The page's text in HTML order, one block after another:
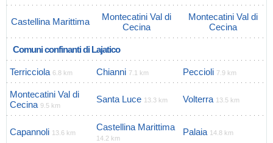
Castellina Marittima
Montecatini Val di
Cecina
Montecatini Val di
Cecina
Comuni confinanti di Lajatico
Terricciola 6.8 km Chianni 7.1 km Peccioli 7.9 km
Montecatini Val di
Cecina 9.5 km
Santa Luce 13.3 km Volterra 13.5 km
Capannoli 13.6 km
Castellina Marittima
14.2 km
Palaia 14.8 km